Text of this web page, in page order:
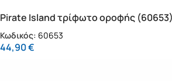
Pirate Island τρίφωτο οροφής (60653)
Κωδικός: 60653
44,90€